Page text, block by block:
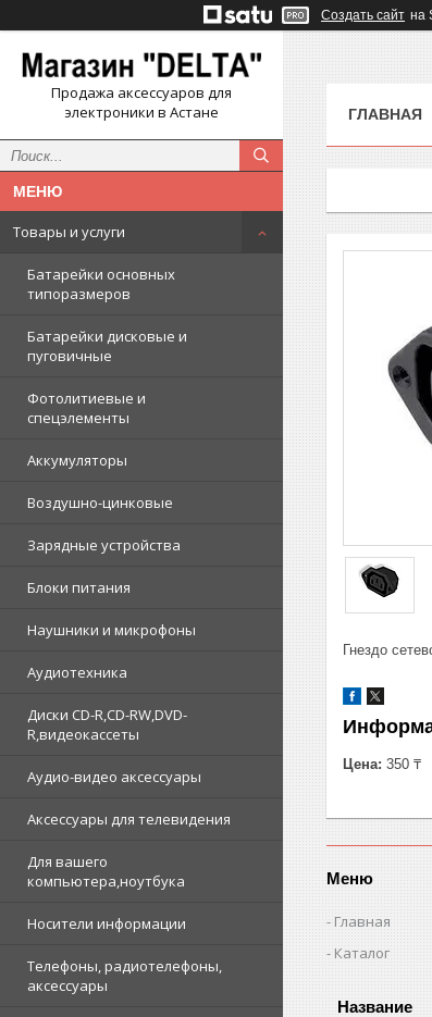
Создать сайт на
Продажа аксессуаров для
электроники в Астане
Товары и услуги
Батарейки основных
типоразмеров
Батарейки дисковые и
пуговичные
Фотолитиевые и
спецэлементы
Аккумуляторы
Воздушно-цинковые
Зарядные устройства
Блоки питания
Наушники и микрофоны
Аудиотехника
Диски CD-R,CD-RW,DVD-
R,видеокассеты
Аудио-видео аксессуары
Аксессуары для телевидения
Для вашего
компьютера,ноутбука
Носители информации
Телефоны, радиотелефоны,
аксессуары
ГЛАВНАЯ
Гнездо
Цена: 350 ₸
Меню
Главная
Каталог